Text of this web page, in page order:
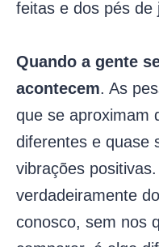
feitas e dos pés de
Quando a gente
acontecem. As
que se aproximam
diferentes e quase
vibrações
verdadeiramente
conosco, sem nos